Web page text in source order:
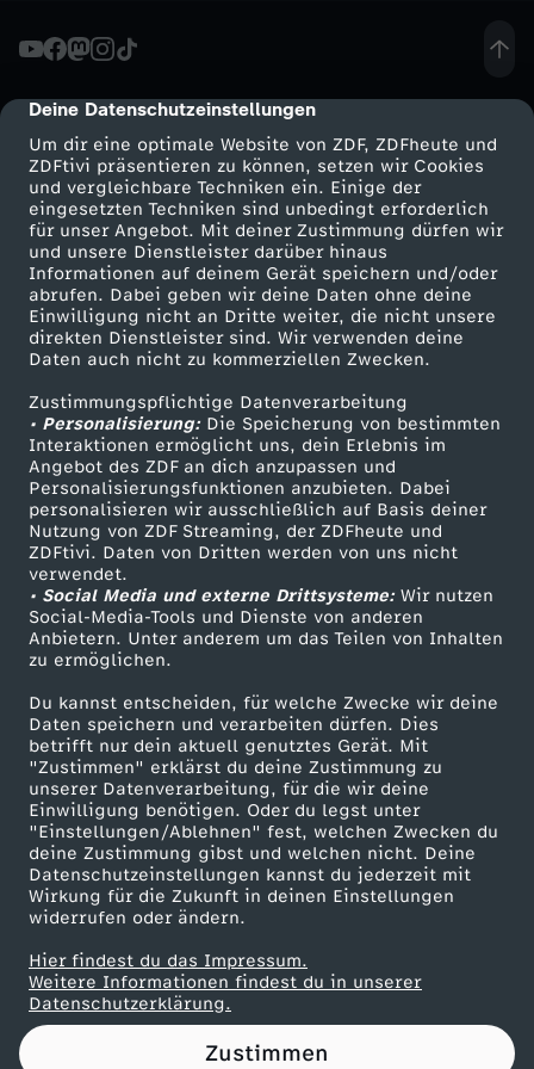
cmp-dialog-description
Deine Datenschutzeinstellungen
Um dir eine optimale Website von ZDF, ZDFheute und
ZDFtivi präsentieren zu können, setzen wir Cookies
und vergleichbare Techniken ein. Einige der
eingesetzten Techniken sind unbedingt erforderlich
für unser Angebot. Mit deiner Zustimmung dürfen wir
und unsere Dienstleister darüber hinaus
Informationen auf deinem Gerät speichern und/oder
abrufen. Dabei geben wir deine Daten ohne deine
Einwilligung nicht an Dritte weiter, die nicht unsere
direkten Dienstleister sind. Wir verwenden deine
Daten auch nicht zu kommerziellen Zwecken.
Zustimmungspflichtige Datenverarbeitung
• Personalisierung:Die Speicherung von bestimmten
Interaktionen ermöglicht uns, dein Erlebnis im
Angebot des ZDF an dich anzupassen und
Personalisierungsfunktionen anzubieten. Dabei
personalisieren wir ausschließlich auf Basis deiner
Nutzung von ZDF Streaming, der ZDFheute und
ZDFtivi. Daten von Dritten werden von uns nicht
verwendet.
• Social Media und externe Drittsysteme:Wir nutzen
Social-Media-Tools und Dienste von anderen
Anbietern. Unter anderem um das Teilen von Inhalten
zu ermöglichen.
Du kannst entscheiden, für welche Zwecke wir deine
Daten speichern und verarbeiten dürfen. Dies
betrifft nur dein aktuell genutztes Gerät. Mit
"Zustimmen" erklärst du deine Zustimmung zu
unserer Datenverarbeitung, für die wir deine
Einwilligung benötigen. Oder du legst unter
"Einstellungen/Ablehnen" fest, welchen Zwecken du
deine Zustimmung gibst und welchen nicht. Deine
Datenschutzeinstellungen kannst du jederzeit mit
Wirkung für die Zukunft in deinen Einstellungen
widerrufen oder ändern.
Hier findest du das Impressum.
Weitere Informationen findest du in unserer
Datenschutzerklärung.
Zustimmen
m
p
e
l
:
W
a
r
d
a
s
M
o
r
d
?
-
D
Mehr ZDF
ZDF-Apps
Smart TV
ZDFtext
Livestreams
Sendungen A-Z
TV-Programm
Service
ZDFmitreden
Kontakt zum ZDF
Tickets
Zuschauerservice
Hilfe
ZDF Unternehmen
Karriere
ZDF goes Schule
Werbefernsehen
Mainzelmännchen
Partner